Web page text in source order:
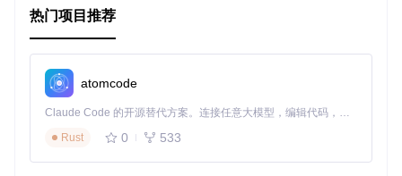
热门项目推荐
atomcode
Claude Code 的开源替代方案。连接任意大模型，编辑代码，运行命令，自动验证 — 全自动执行。用 Rust 构建，极致性能。 ｜ An open-source alternative to Claude Code. Connect any LLM, edit code, run commands, and verify changes — autonomously. Built in Rust for speed. Get Started
Rust
0 533